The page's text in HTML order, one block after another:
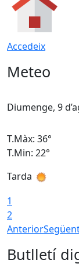
Accedeix
Meteo
Diumenge, 9
T.Màx: 36°
T.Min: 22°
Tarda
1
2
Anterior
Butlletí